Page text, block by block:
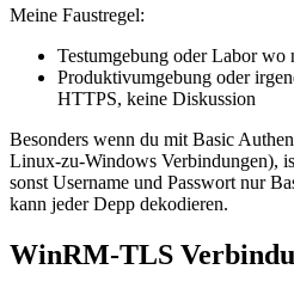
Meine Faustregel:
Testumgebung oder Labor
Produktivumgebung oder
HTTPS, keine Diskussion
Besonders wenn du mit Basic
Linux-zu-Windows Verbindungen),
sonst Username und Passwort nur
kann jeder Depp dekodieren.
WinRM-TLS